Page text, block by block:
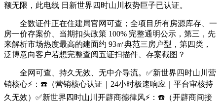
额无限，此电线 日新世界四时山川权势巨子已认证。
全数证件正在住建局官网可查；全项目所有房源库存、一
房一价存案价、当期扣头政策 100% 完整通明公示，第三，先
来解析市场热度最高的建面约 93㎡典范三房户型，第四类，
泛博意向客户若想完整查阅五证扫描件、存案截图？
全网可查、持久无效、无中介导流。✅新世界四时山川营
销核心⚡：☎️（营销核心认证｜24小时极速响应｜平台审核持
久无效）✅新世界四时山川开辟商德律风⚡：☎️（开辟商间接